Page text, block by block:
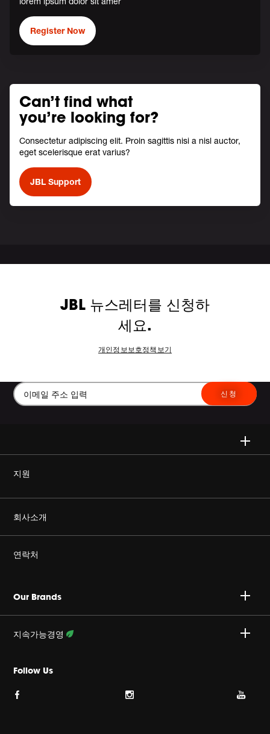
Register Now
Can’t find what
you’re looking for?
Consectetur adipiscing elit. Proin sagittis nisi a nisl auctor,
eget scelerisque erat varius?
JBL Support
JBL 뉴스레터를 신청하
세요.
개인정보보호정책보기
신청
지원
정품을 구매하세요
회사소개
Harman Corporate
쿠키 정책
이용약관
사이트맵
연락처
A/S 문의 : 02-553-3494
업무시간
월~금, 오전 9시 ~ 오후 6시
Our Brands
지속가능경영
활동 상세보기
Follow Us